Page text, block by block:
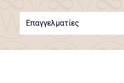
Επαγγελματίες